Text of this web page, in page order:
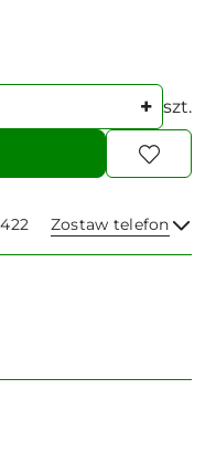
szt.
Zostaw telefon